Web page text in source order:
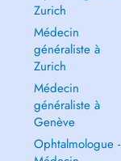
Zurich
Médecin
généraliste à
Zurich
Médecin
généraliste à
Genève
Ophtalmologue -